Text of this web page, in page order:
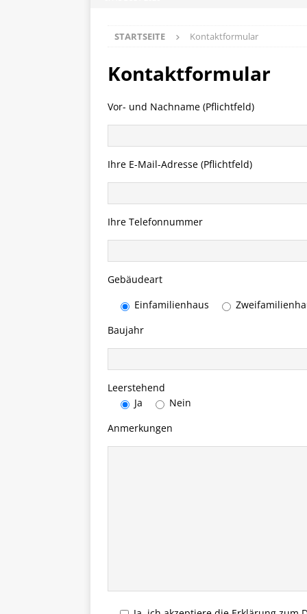
STARTSEITE Kontaktformular
Kontaktformular
Vor- und Nachname (Pflichtfeld)
Ihre E-Mail-Adresse (Pflichtfeld)
Ihre Telefonnummer
Gebäudeart
Einfamilienhaus
Baujahr
Leerstehend
Ja
Nein
Anmerkungen